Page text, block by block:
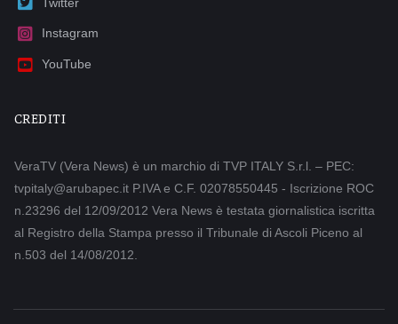
Instagram
YouTube
CREDITI
VeraTV (Vera News) è un marchio di TVP ITALY S.r.l. – PEC:
tvpitaly@arubapec.it P.IVA e C.F. 02078550445 - Iscrizione ROC
n.23296 del 12/09/2012 Vera News è testata giornalistica iscritta
al Registro della Stampa presso il Tribunale di Ascoli Piceno al
n.503 del 14/08/2012.